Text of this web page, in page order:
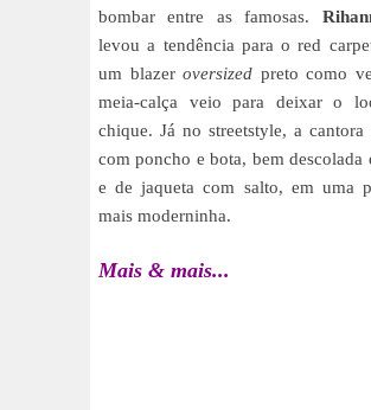
bombar entre as famosas.
levou a tendência para o red
um blazeroversized preto como
meia-calça veio para deixar o
chique. Já no streetstyle, a
com poncho e bota, bem descolada
e de jaqueta com salto, em uma
mais moderninha.
Mais & mais...